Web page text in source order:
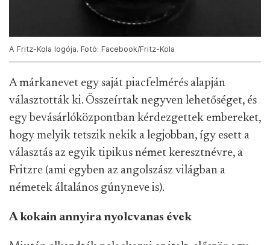
A Fritz-Kola logója. Fotó: Facebook/Fritz-Kola
A márkanevet egy saját piacfelmérés alapján
választották ki. Összeírtak negyven lehetőséget, és
egy bevásárlóközpontban kérdezgettek embereket,
hogy melyik tetszik nekik a legjobban, így esett a
választás az egyik tipikus német keresztnévre, a
Fritzre (ami egyben az angolszász világban a
németek általános gúnyneve is).
A kokain annyira nyolcvanas évek